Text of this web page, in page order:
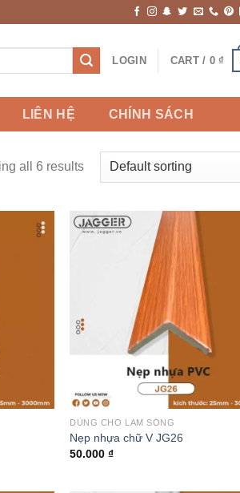
LOGIN CART / 0 ₫
LIÊN HỆ CHÍNH SÁCH
all 6 results
DÙNG CHO LAM SÓNG
Nẹp nhựa chữ V JG26
50.000₫